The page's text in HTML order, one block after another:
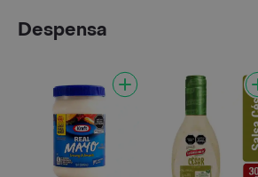
Despensa